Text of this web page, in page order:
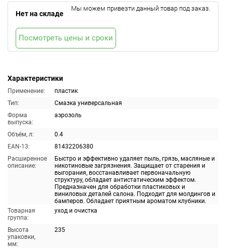
Характеристики
Применение:
пластик
Тип:
Смазка универсальная
Форма
выпуска:
аэрозоль
Объём, л:
0.4
EAN-13:
81432206380
Расширенное
описание:
Быстро и эффективно удаляет пыль, грязь, масляные и
никотиновые загрязнения. Защищает от старения и
выгорания, восстанавливает первоначальную
структуру, обладает антистатическим эффектом.
Предназначен для обработки пластиковых и
виниловых деталей салона. Подходит для молдингов и
бамперов. Обладает приятным ароматом клубники.
Товарная
группа:
уход и очистка
Высота
упаковки,
мм:
235
Нет на складе
Мы можем привезти данный товар под заказ.
Посмотреть цены и сроки